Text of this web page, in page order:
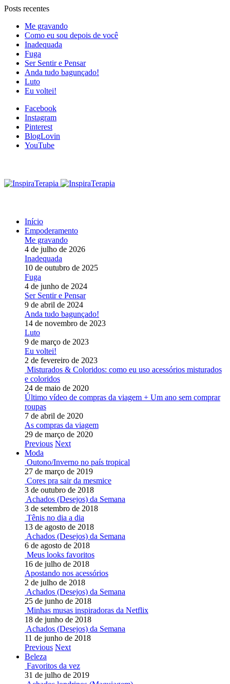
Posts recentes
Me gravando
Como eu sou depois de você
Inadequada
Fuga
Ser Sentir e Pensar
Anda tudo bagunçado!
Luto
Eu voltei!
Facebook
Instagram
Pinterest
BlogLovin
YouTube
Início
Empoderamento
Me gravando
4 de julho de 2026
Inadequada
10 de outubro de 2025
Fuga
4 de junho de 2024
Ser Sentir e Pensar
9 de abril de 2024
Anda tudo bagunçado!
14 de novembro de 2023
Luto
9 de março de 2023
Eu voltei!
2 de fevereiro de 2023
Misturados & Coloridos: como eu uso acessórios misturados
e coloridos
24 de maio de 2020
Último vídeo de compras da viagem + Um ano sem comprar
roupas
7 de abril de 2020
As compras da viagem
29 de março de 2020
Previous Next
Moda
Outono/Inverno no país tropical
27 de março de 2019
Cores pra sair da mesmice
3 de outubro de 2018
Achados (Desejos) da Semana
3 de setembro de 2018
Tênis no dia a dia
13 de agosto de 2018
Achados (Desejos) da Semana
6 de agosto de 2018
Meus looks favoritos
16 de julho de 2018
Apostando nos acessórios
2 de julho de 2018
Achados (Desejos) da Semana
25 de junho de 2018
Minhas musas inspiradoras da Netflix
18 de junho de 2018
Achados (Desejos) da Semana
11 de junho de 2018
Previous Next
Beleza
Favoritos da vez
31 de julho de 2019